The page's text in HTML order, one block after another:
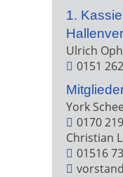
1.
Ulrich
0151
York
0170
Christian
01516